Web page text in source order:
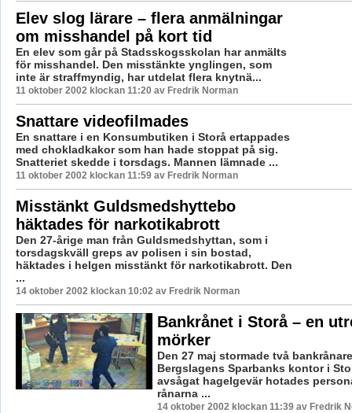
Elev slog lärare – flera anmälningar
om misshandel på kort tid
En elev som går på Stadsskogsskolan har anmälts
för misshandel. Den misstänkte ynglingen, som
inte är straffmyndig, har utdelat flera knytnä...
11 oktober 2002 klockan 11:20 av Fredrik Norman
Snattare videofilmades
En snattare i en Konsumbutiken i Storå ertappades
med chokladkakor som han hade stoppat på sig.
Snatteriet skedde i torsdags. Mannen lämnade ...
11 oktober 2002 klockan 11:59 av Fredrik Norman
Misstänkt Guldsmedshyttebo
häktades för narkotikabrott
Den 27-årige man från Guldsmedshyttan, som i
torsdagskväll greps av polisen i sin bostad,
häktades i helgen misstänkt för narkotikabrott. Den
...
14 oktober 2002 klockan 10:02 av Fredrik Norman
Bankrånet i Storå – en
mörker
Den 27 maj stormade två
Bergslagens Sparbanks kontor i
avsågat hagelgevär hotades
rånarna ...
14 oktober 2002 klockan 11:39 av Fredrik